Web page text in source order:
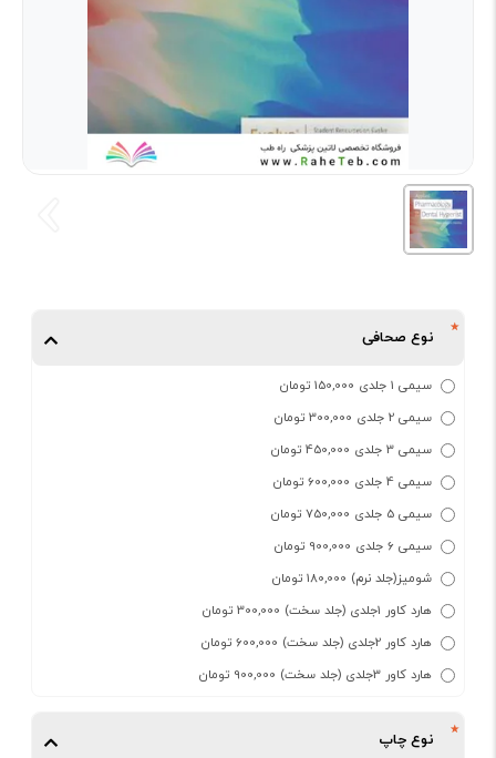
نوع صحافی
سیمی 1 جلدی 150,000 تومان
سیمی 2 جلدی 300,000 تومان
سیمی 3 جلدی 450,000 تومان
سیمی 4 جلدی 600,000 تومان
سیمی 5 جلدی 750,000 تومان
سیمی 6 جلدی 900,000 تومان
شومیز(جلد نرم) 180,000 تومان
هارد کاور 1جلدی (جلد سخت) 300,000 تومان
هارد کاور 2جلدی (جلد سخت) 600,000 تومان
هارد کاور 3جلدی (جلد سخت) 900,000 تومان
نوع چاپ